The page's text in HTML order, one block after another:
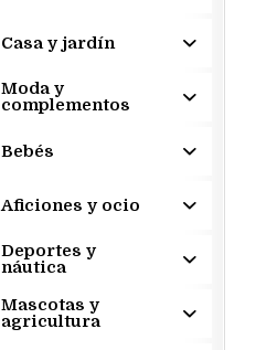
Casa y jardín
Moda y
complementos
Bebés
Aficiones y ocio
Deportes y
náutica
Mascotas y
agricultura